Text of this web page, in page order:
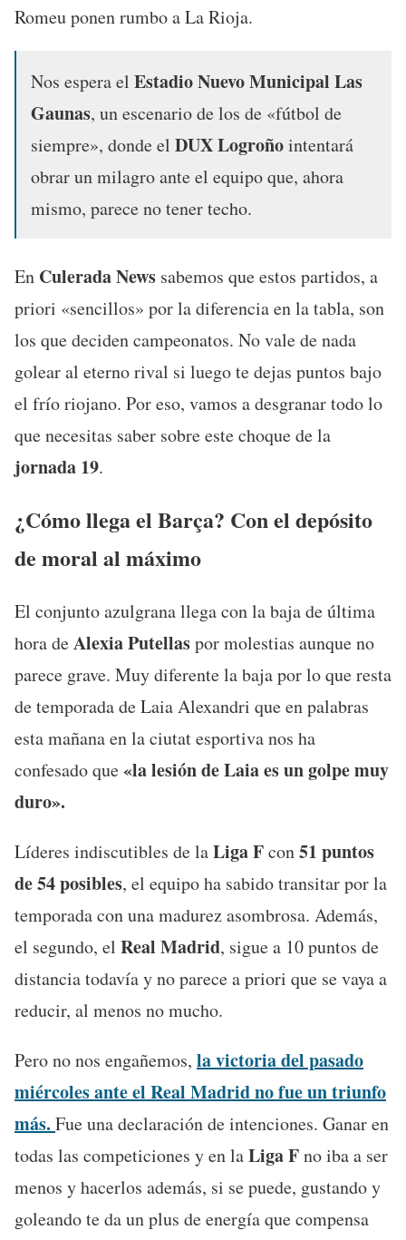
Romeu ponen rumbo a La Rioja.
Nos espera el Estadio Nuevo Municipal Las
Gaunas, un escenario de los de «fútbol de
siempre», donde el DUX Logroñointentará
obrar un milagro ante el equipo que, ahora
mismo, parece no tener techo.
En Culerada News sabemos que estos partidos, a
priori «sencillos» por la diferencia en la tabla, son
los que deciden campeonatos. No vale de nada
golear al eterno rival si luego te dejas puntos bajo
el frío riojano. Por eso, vamos a desgranar todo lo
que necesitas saber sobre este choque de la
jornada 19.
¿Cómo llega el Barça? Con el depósito
de moral al máximo
El conjunto azulgrana llega con la baja de última
hora deAlexia Putellaspor molestias aunque no
parece grave. Muy diferente la baja por lo que resta
de temporada de Laia Alexandri que en palabras
esta mañana en la ciutat esportiva nos ha
confesado que«la lesión de Laia es un golpe muy
duro».
Líderes indiscutibles de laLiga Fcon51 puntos
de 54 posibles, el equipo ha sabido transitar por la
temporada con una madurez asombrosa. Además,
el segundo, el Real Madrid, sigue a 10 puntos de
distancia todavía y no parece a priori que se vaya a
reducir, al menos no mucho.
Pero no nos engañemos, la victoria del pasado
miércoles ante el Real Madrid no fue un triunfo
más. Fue una declaración de intenciones. Ganar en
todas las competiciones y en laLiga Fno iba a ser
menos y hacerlos además, si se puede, gustando y
goleando te da un plus de energía que compensa